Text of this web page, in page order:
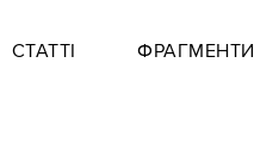
СТАТТІ ФРАГМЕНТИ